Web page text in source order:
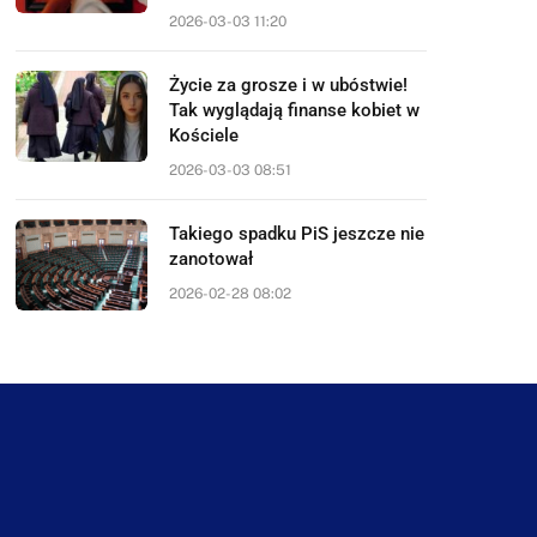
2026-03-03 11:20
Życie za grosze i w ubóstwie!
Tak wyglądają finanse kobiet w
Kościele
2026-03-03 08:51
Takiego spadku PiS jeszcze nie
zanotował
2026-02-28 08:02